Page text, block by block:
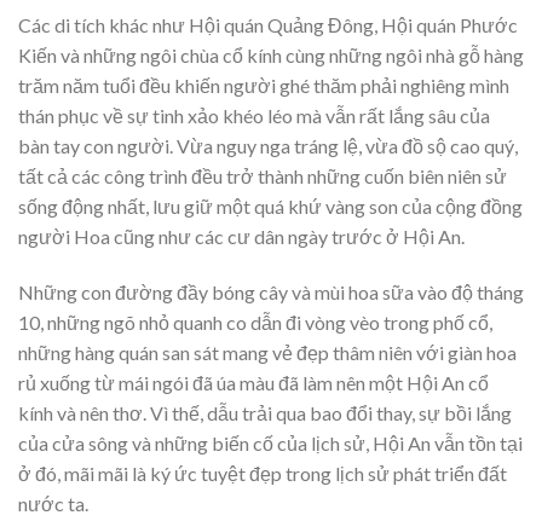
Các di tích khác như Hội quán Quảng Đông, Hội quán Phước
Kiến và những ngôi chùa cổ kính cùng những ngôi nhà gỗ hàng
trăm năm tuổi đều khiến người ghé thăm phải nghiêng mình
thán phục về sự tinh xảo khéo léo mà vẫn rất lắng sâu của
bàn tay con người. Vừa nguy nga tráng lệ, vừa đồ sộ cao quý,
tất cả các công trình đều trở thành những cuốn biên niên sử
sống động nhất, lưu giữ một quá khứ vàng son của cộng đồng
người Hoa cũng như các cư dân ngày trước ở Hội An.
Những con đường đầy bóng cây và mùi hoa sữa vào độ tháng
10, những ngõ nhỏ quanh co dẫn đi vòng vèo trong phố cổ,
những hàng quán san sát mang vẻ đẹp thâm niên với giàn hoa
rủ xuống từ mái ngói đã úa màu đã làm nên một Hội An cổ
kính và nên thơ. Vì thế, dẫu trải qua bao đổi thay, sự bồi lắng
của cửa sông và những biến cố của lịch sử, Hội An vẫn tồn tại
ở đó, mãi mãi là ký ức tuyệt đẹp trong lịch sử phát triển đất
nước ta.